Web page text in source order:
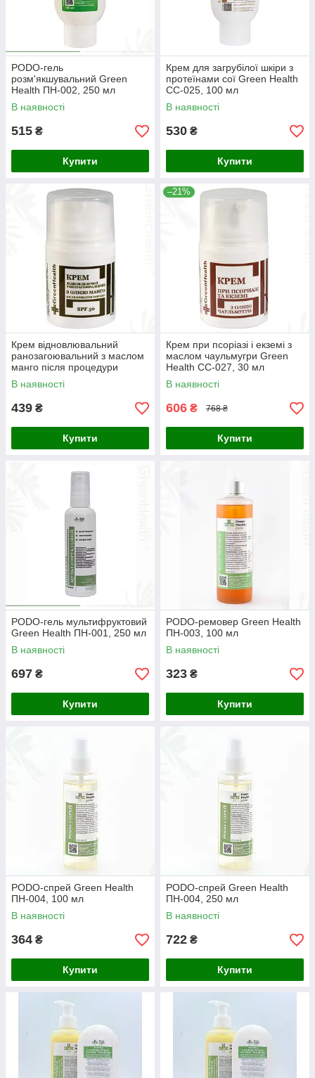
PODO-гель
розм'якшувальний Green
Health ПН-002, 250 мл
В наявності
515 ₴
Купити
Крем для загрубілої шкіри з
протеїнами сої Green Health
СС-025, 100 мл
В наявності
530 ₴
Купити
Крем відновлювальний
ранозагоювальний з маслом
манго після процедури
татуажу SPF50 Green Health
СС-026, 30 мл
В наявності
439 ₴
Купити
–21%
Крем при псоріазі і екземі з
маслом чаульмугри Green
Health СС-027, 30 мл
В наявності
606 ₴ 768 ₴
Купити
PODO-гель мультифруктовий
Green Health ПН-001, 250 мл
В наявності
697 ₴
Купити
PODO-ремовер Green Health
ПН-003, 100 мл
В наявності
323 ₴
Купити
PODO-спрей Green Health
ПН-004, 100 мл
В наявності
364 ₴
Купити
PODO-спрей Green Health
ПН-004, 250 мл
В наявності
722 ₴
Купити